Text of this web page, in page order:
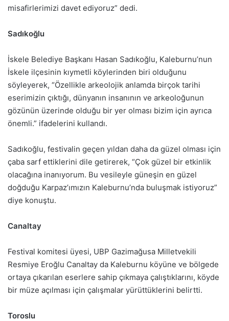
misafirlerimizi davet ediyoruz” dedi.
Sadıkoğlu
İskele Belediye Başkanı Hasan Sadıkoğlu, Kaleburnu’nun
İskele ilçesinin kıymetli köylerinden biri olduğunu
söyleyerek, “Özellikle arkeolojik anlamda birçok tarihi
eserimizin çıktığı, dünyanın insanının ve arkeoloğunun
gözünün üzerinde olduğu bir yer olması bizim için ayrıca
önemli.” ifadelerini kullandı.
Sadıkoğlu, festivalin geçen yıldan daha da güzel olması için
çaba sarf ettiklerini dile getirerek, “Çok güzel bir etkinlik
olacağına inanıyorum. Bu vesileyle güneşin en güzel
doğduğu Karpaz’ımızın Kaleburnu’nda buluşmak istiyoruz”
diye konuştu.
Canaltay
Festival komitesi üyesi, UBP Gazimağusa Milletvekili
Resmiye Eroğlu Canaltay da Kaleburnu köyüne ve bölgede
ortaya çıkarılan eserlere sahip çıkmaya çalıştıklarını, köyde
bir müze açılması için çalışmalar yürüttüklerini belirtti.
Toroslu